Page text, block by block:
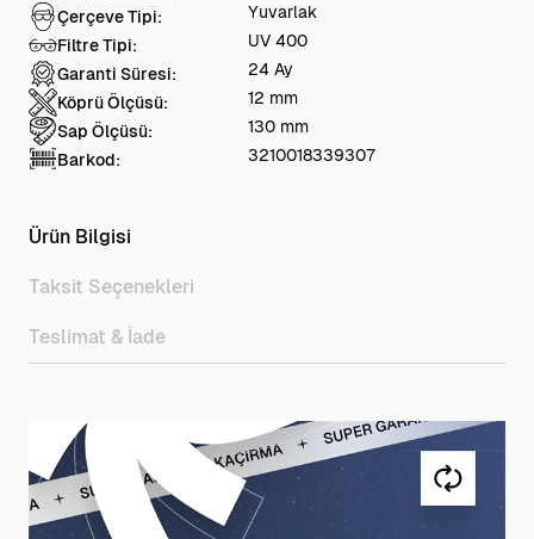
Çerçeve Tipi:
Yuvarlak
Filtre Tipi:
UV 400
Garanti Süresi:
24 Ay
Köprü Ölçüsü:
12 mm
Sap Ölçüsü:
130 mm
Barkod:
3210018339307
Ürün Bilgisi
Taksit Seçenekleri
Teslimat & İade